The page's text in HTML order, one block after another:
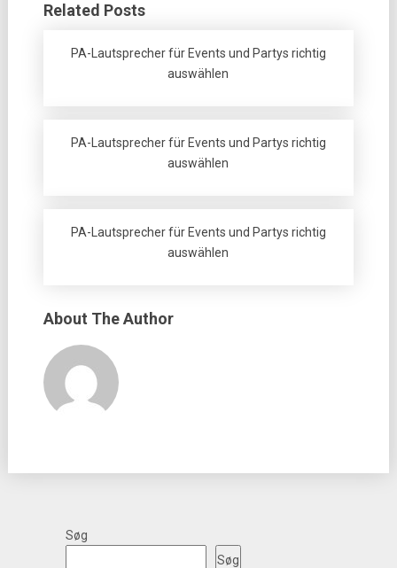
Related Posts
PA-Lautsprecher für Events und Partys richtig
auswählen
PA-Lautsprecher für Events und Partys richtig
auswählen
PA-Lautsprecher für Events und Partys richtig
auswählen
About The Author
Søg
Søg